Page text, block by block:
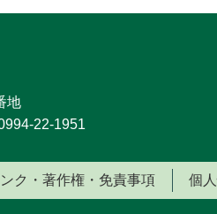
地
22-1951
ク・著作権・免責事項 個